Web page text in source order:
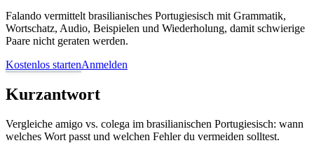
Falando vermittelt brasilianisches Portugiesisch mit Grammatik,
Wortschatz, Audio, Beispielen und Wiederholung, damit schwierige
Paare nicht geraten werden.
Kostenlos startenAnmelden
Kurzantwort
Vergleiche amigo vs. colega im brasilianischen Portugiesisch: wann
welches Wort passt und welchen Fehler du vermeiden solltest.